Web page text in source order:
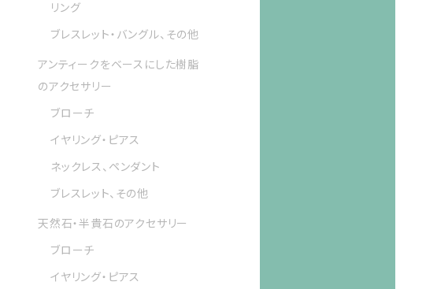
リング
ブレスレット・バングル、その他
アンティークをベースにした樹脂
のアクセサリー
ブローチ
イヤリング・ピアス
ネックレス、ペンダント
ブレスレット、その他
天然石・半貴石のアクセサリー
ブローチ
イヤリング・ピアス